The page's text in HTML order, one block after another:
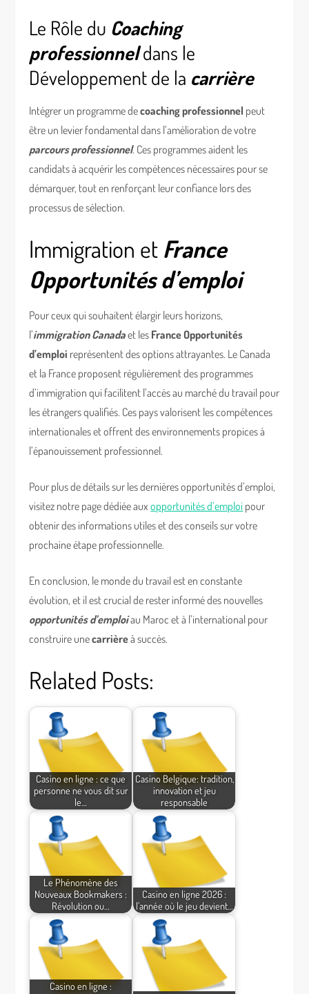
Le Rôle du Coaching
professionneldans le
Développement de la carrière
Intégrer un programme decoaching professionnel peut
être un levier fondamental dans l’amélioration de votre
parcours professionnel. Ces programmes aident les
candidats à acquérir les compétences nécessaires pour se
démarquer, tout en renforçant leur confiance lors des
processus de sélection.
Immigration et France
Opportunités d’emploi
Pour ceux qui souhaitent élargir leurs horizons,
l’immigration Canadaet les France Opportunités
d’emploi représentent des options attrayantes. Le Canada
et la France proposent régulièrement des programmes
d’immigration qui facilitent l’accès au marché du travail pour
les étrangers qualifiés. Ces pays valorisent les compétences
internationales et offrent des environnements propices à
l’épanouissement professionnel.
Pour plus de détails sur les dernières opportunités d’emploi,
visitez notre page dédiée auxopportunités d’emploi pour
obtenir des informations utiles et des conseils sur votre
prochaine étape professionnelle.
En conclusion, le monde du travail est en constante
évolution, et il est crucial de rester informé des nouvelles
opportunités d’emploiau Maroc et à l’international pour
construire unecarrièreà succès.
Related Posts:
Casino en ligne : ce que
personne ne vous dit sur
le…
Casino Belgique: tradition,
innovation et jeu
responsable
Le Phénomène des
Nouveaux Bookmakers :
Révolution ou…
Casino en ligne 2026 :
l’année où le jeu devient…
Casino en ligne :